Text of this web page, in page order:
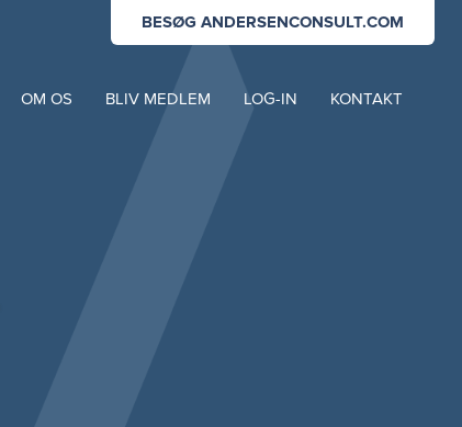
BESØG ANDERSENCONSULT.COM
OM OS BLIV MEDLEM LOG-IN KONTAKT